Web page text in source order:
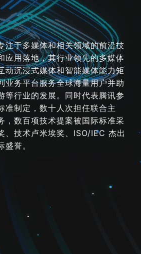
注于多媒体和相关领域的前沿技
应用落地，其行业领先的多媒体
动沉浸式媒体和智能媒体能力矩
业务平台服务全球海量用户并助
等行业的发展。同时代表腾讯参
准制定，数十人次担任联合主
，数百项技术提案被国际标准采
、技术卢米埃奖、ISO/IEC 杰出
誉。